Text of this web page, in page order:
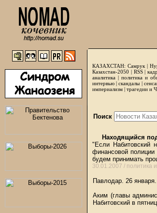
КАЗАХСТАН: Самрук |
Казахстан-2050 | RSS|
аналитика | политика и
интервью |скандалы |
империализм | трагедии и
Поиск
Находящийся
"Если Набитовский
финансовой
будем принимать
30.01.2007 / политика
Павлодар. 26
Аким (главы
Набитовский в